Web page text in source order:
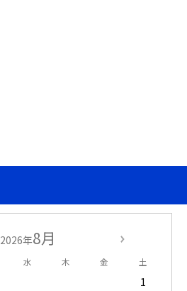
2026年8月
水 木 金 土
1